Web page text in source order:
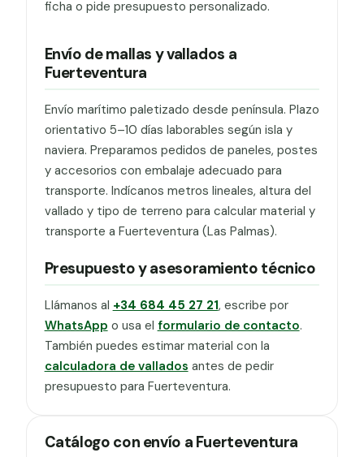
ficha o pide presupuesto personalizado.
Envío de mallas y vallados a
Fuerteventura
Envío marítimo paletizado desde península. Plazo
orientativo 5–10 días laborables según isla y
naviera. Preparamos pedidos de paneles, postes
y accesorios con embalaje adecuado para
transporte. Indícanos metros lineales, altura del
vallado y tipo de terreno para calcular material y
transporte a Fuerteventura (Las Palmas).
Presupuesto y asesoramiento técnico
Llámanos al +34 684 45 27 21, escribe por
WhatsApp o usa el formulario de contacto.
También puedes estimar material con la
calculadora de vallados antes de pedir
presupuesto para Fuerteventura.
Catálogo con envío a Fuerteventura